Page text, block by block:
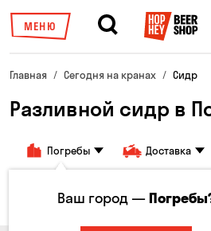
МЕНЮ
Главная Сегодня на кранах Сидр
Разливной сидр в
Погребы Доставка
Все товары Пиво Сидр
Ваш город —